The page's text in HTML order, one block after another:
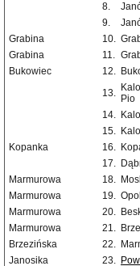
8.
9.
Grabina
10.
Grabina
11.
Bukowiec
12.
13. Pio
14.
15.
Kopanka
16.
17.
Marmurowa
18.
Marmurowa
19.
Marmurowa
20.
Marmurowa
21.
Brzezińska
22.
Janosika
23.